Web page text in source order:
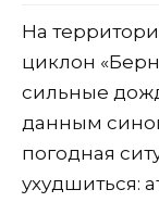
На
циклон
сильные
данным
погодная
ухудшиться: